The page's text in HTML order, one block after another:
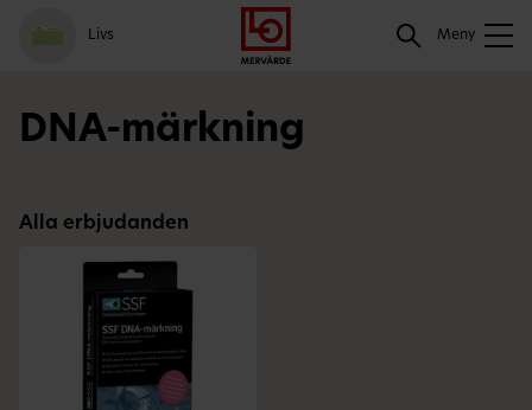
Gå
till
meny
Logga
in
Hoppa
till
innehåll
Livs Meny
Sök
DNA-märkning
Alla erbjudanden